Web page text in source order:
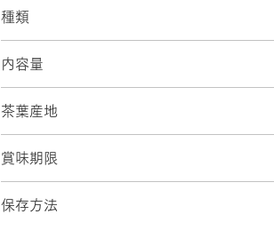
種類
内容量
茶葉産地
賞味期限
保存方法